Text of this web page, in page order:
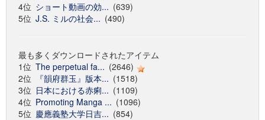
4位 ショート動画の効... (639)
5位 J.S. ミルの社会... (490)
最も多くダウンロードされたアイテム
1位 The perpetual fa... (2646)
2位
『韻府群玉』版本... (1518)
3位 日本における赤痢... (1109)
4位 Promoting Manga ... (1096)
5位 慶應義塾大学日吉... (854)